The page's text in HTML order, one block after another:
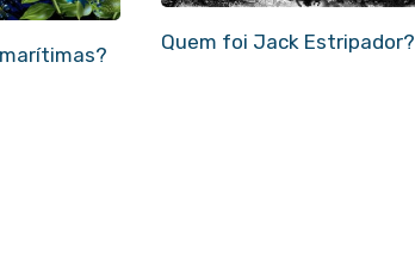
Quem foi Jack Estripador?